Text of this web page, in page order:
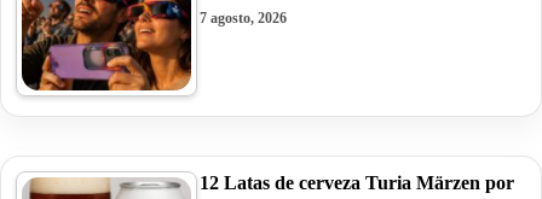
7 agosto, 2026
12 Latas de cerveza Turia Märzen por